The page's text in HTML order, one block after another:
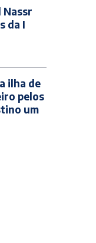
Nassr
da I
ilha de
pelos
um